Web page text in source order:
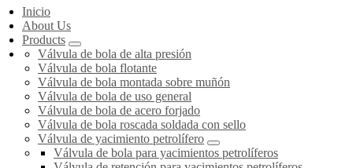
Inicio
About Us
Products
Válvula de bola de alta presión
Válvula de bola flotante
Válvula de bola montada sobre muñón
Válvula de bola de uso general
Válvula de bola de acero forjado
Válvula de bola roscada soldada con sello
Válvula de yacimiento petrolífero
Válvula de bola para yacimientos petrolíferos